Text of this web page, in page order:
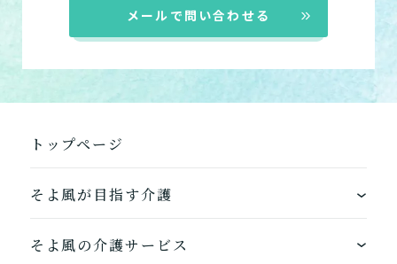
メールで問い合わせる
トップページ
そよ風が目指す介護
ワンストップサービス
そよ風の介護サービス